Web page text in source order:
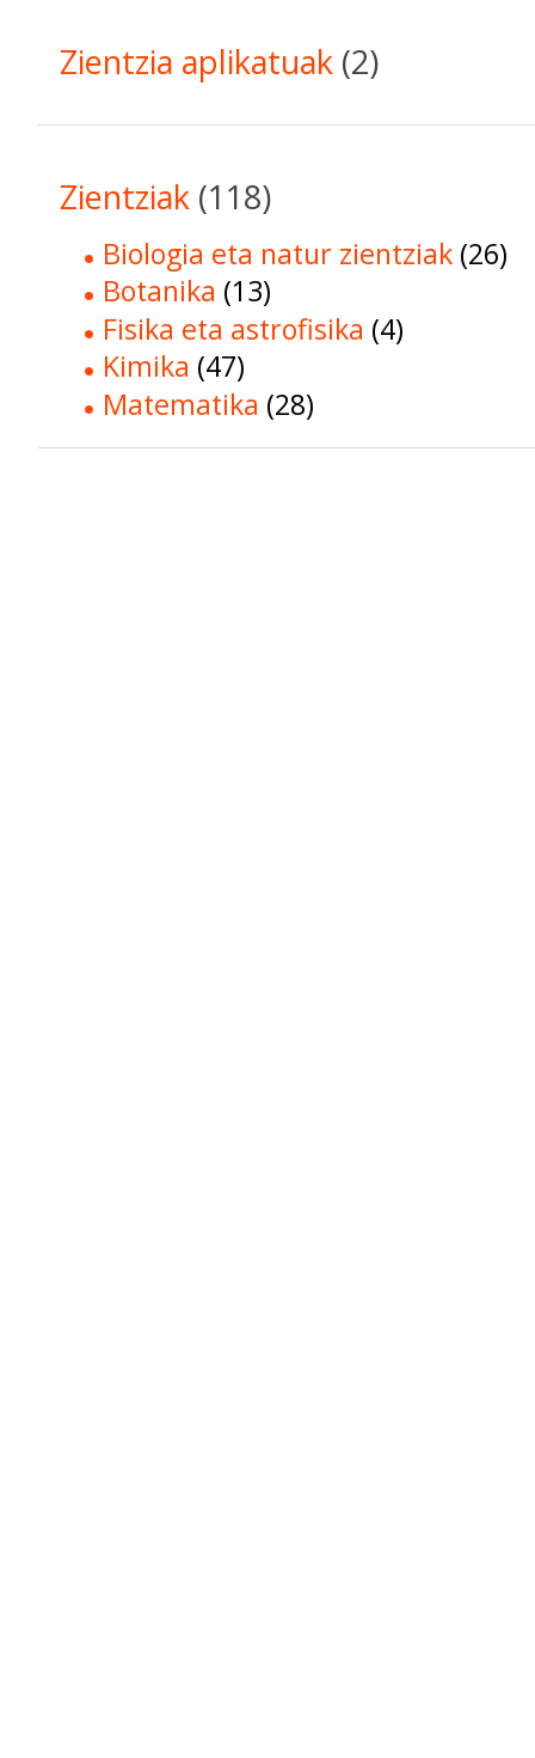
Zientzia aplikatuak (2)
Zientziak (118)
Biologia eta natur zientziak (26)
Botanika (13)
Fisika eta astrofisika (4)
Kimika (47)
Matematika (28)